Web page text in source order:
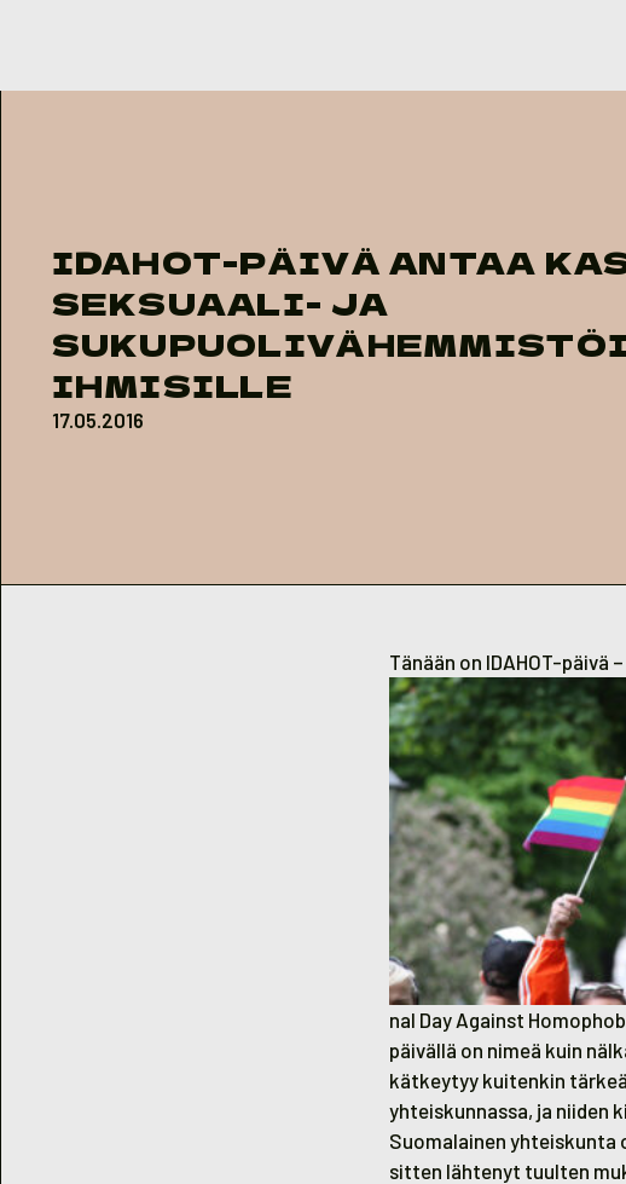
IDAHOT-PÄIVÄ ANTAA
SEKSUAALI- JA
IHMISILLE
17.05.2016
Tänään on IDAHOT-päivä
nal Day Against
päivällä on nimeä kuin
kätkeytyy kuitenkin
yhteiskunnassa, ja niiden
Suomalainen
sitten lähtenyt tuulten